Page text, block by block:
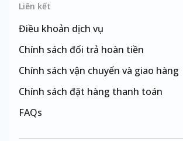
Liên kết
Điều khoản dịch vụ
Chính sách đổi trả hoàn tiền
Chính sách vận chuyển và giao hàng
Chính sách đặt hàng thanh toán
FAQs